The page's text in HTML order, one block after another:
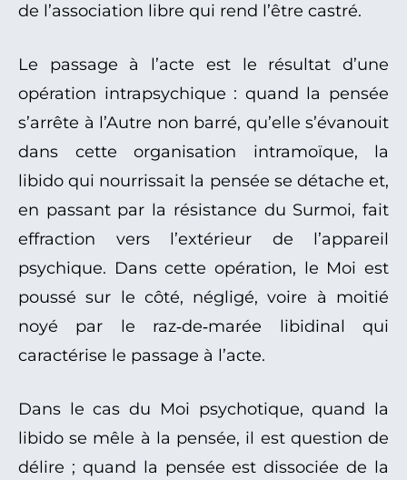
de l’association libre qui rend l’être castré.
Le passage à l’acte est le résultat d’une
opération intrapsychique : quand la pensée
s’arrête à l’Autre non barré, qu’elle s’évanouit
dans cette organisation intramoïque, la
libido qui nourrissait la pensée se détache et,
en passant par la résistance du Surmoi, fait
effraction vers l’extérieur de l’appareil
psychique. Dans cette opération, le Moi est
poussé sur le côté, négligé, voire à moitié
noyé par le raz‑de‑marée libidinal qui
caractérise le passage à l’acte.
Dans le cas du Moi psychotique, quand la
libido se mêle à la pensée, il est question de
délire ; quand la pensée est dissociée de la